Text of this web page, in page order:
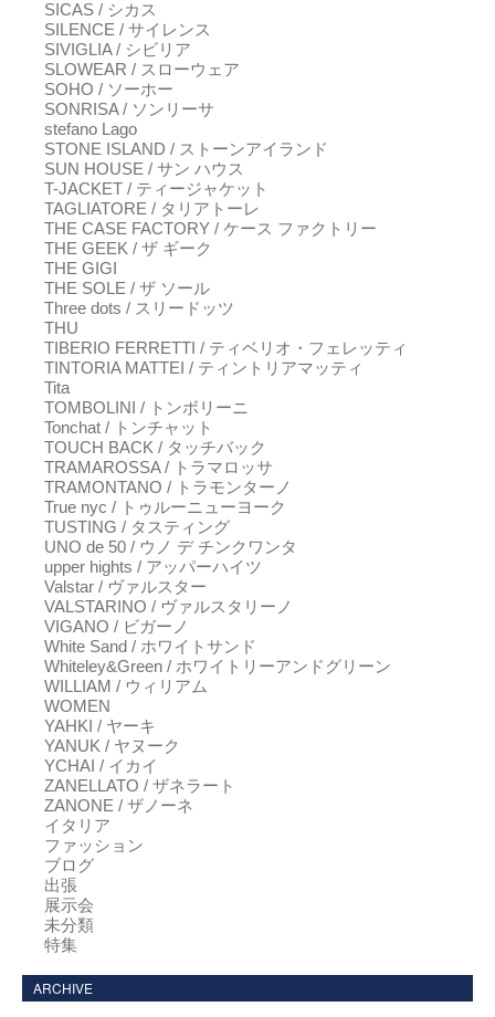
SICAS / シカス
SILENCE / サイレンス
SIVIGLIA / シビリア
SLOWEAR / スローウェア
SOHO / ソーホー
SONRISA / ソンリーサ
stefano Lago
STONE ISLAND / ストーンアイランド
SUN HOUSE / サン ハウス
T-JACKET / ティージャケット
TAGLIATORE / タリアトーレ
THE CASE FACTORY / ケース ファクトリー
THE GEEK / ザ ギーク
THE GIGI
THE SOLE / ザ ソール
Three dots / スリードッツ
THU
TIBERIO FERRETTI / ティベリオ・フェレッティ
TINTORIA MATTEI / ティントリアマッティ
Tita
TOMBOLINI / トンボリーニ
Tonchat / トンチャット
TOUCH BACK / タッチバック
TRAMAROSSA / トラマロッサ
TRAMONTANO / トラモンターノ
True nyc / トゥルーニューヨーク
TUSTING / タスティング
UNO de 50 / ウノ デ チンクワンタ
upper hights / アッパーハイツ
Valstar / ヴァルスター
VALSTARINO / ヴァルスタリーノ
VIGANO / ビガーノ
White Sand / ホワイトサンド
Whiteley&Green / ホワイトリーアンドグリーン
WILLIAM / ウィリアム
WOMEN
YAHKI / ヤーキ
YANUK / ヤヌーク
YCHAI / イカイ
ZANELLATO / ザネラート
ZANONE / ザノーネ
イタリア
ファッション
ブログ
出張
展示会
未分類
特集
ARCHIVE